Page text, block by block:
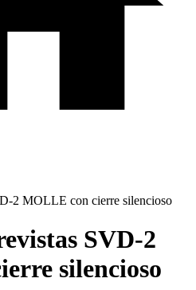
2 MOLLE con cierre silencioso
SVD-2
silencioso